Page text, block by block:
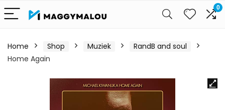
0
Home Shop Muziek
RandB and soul
Home Again